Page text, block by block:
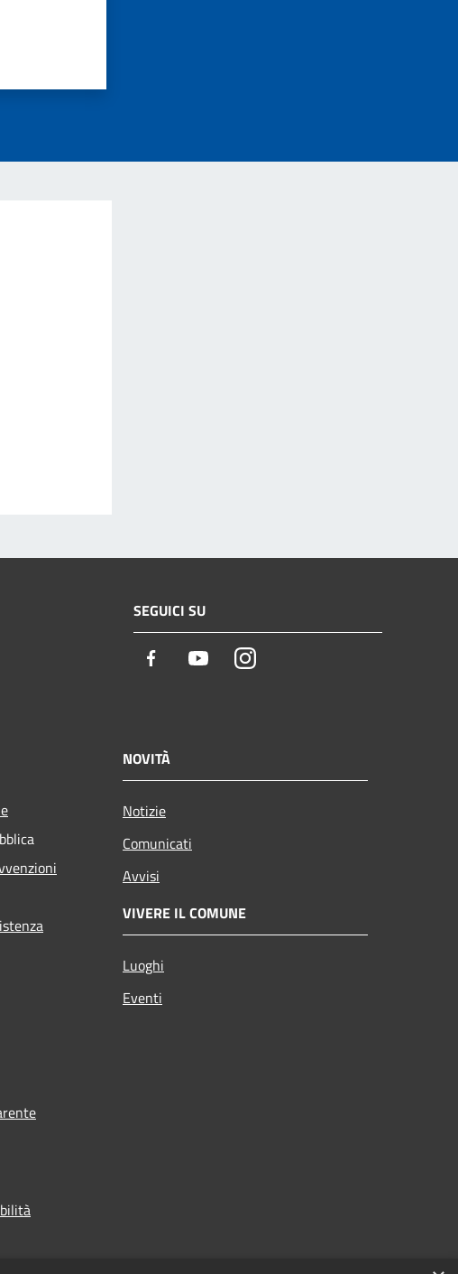
SEGUICI SU
Facebook YoutubeInstagram
NOVITÀ
Notizie
Comunicati
Avvisi
VIVERE IL COMUNE
Luoghi
Eventi